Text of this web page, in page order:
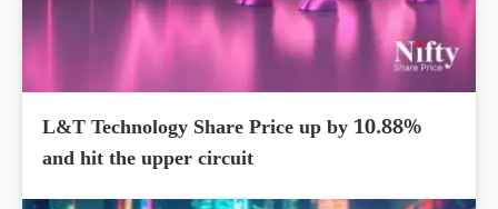
L&T Technology Share Price up by 10.88%
and hit the upper circuit